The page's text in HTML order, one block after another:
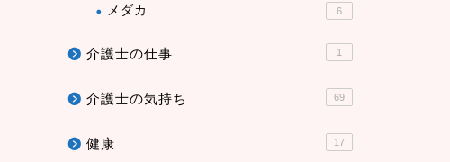
メダカ 6
介護士の仕事 1
介護士の気持ち 69
健康 17